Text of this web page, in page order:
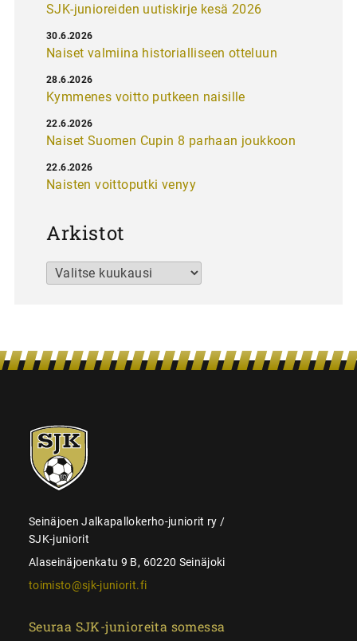
SJK-junioreiden uutiskirje kesä 2026
Naiset valmiina historialliseen otteluun
30.6.2026
Kymmenes voitto putkeen naisille
28.6.2026
Naiset Suomen Cupin 8 parhaan joukkoon
22.6.2026
Naisten voittoputki venyy
22.6.2026
Arkistot
Arkistot
SJK-
juniorit
Seinäjoen Jalkapallokerho-juniorit ry /
SJK-juniorit
Alaseinäjoenkatu 9 B, 60220 Seinäjoki
toimisto@sjk-juniorit.fi
Seuraa SJK-junioreita somessa